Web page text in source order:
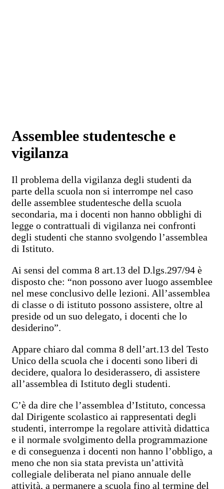
Assemblee studentesche e
vigilanza
Il problema della vigilanza degli studenti da
parte della scuola non si interrompe nel caso
delle assemblee studentesche della scuola
secondaria, ma i docenti non hanno obblighi di
legge o contrattuali di vigilanza nei confronti
degli studenti che stanno svolgendo l’assemblea
di Istituto.
Ai sensi del comma 8 art.13 del D.lgs.297/94 è
disposto che: “non possono aver luogo assemblee
nel mese conclusivo delle lezioni. All’assemblea
di classe o di istituto possono assistere, oltre al
preside od un suo delegato, i docenti che lo
desiderino”.
Appare chiaro dal comma 8 dell’art.13 del Testo
Unico della scuola che i docenti sono liberi di
decidere, qualora lo desiderassero, di assistere
all’assemblea di Istituto degli studenti.
C’è da dire che l’assemblea d’Istituto, concessa
dal Dirigente scolastico ai rappresentati degli
studenti, interrompe la regolare attività didattica
e il normale svolgimento della programmazione
e di conseguenza i docenti non hanno l’obbligo, a
meno che non sia stata prevista un’attività
collegiale deliberata nel piano annuale delle
attività, a permanere a scuola fino al termine del